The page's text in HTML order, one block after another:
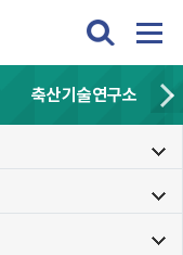
축산기술연구소